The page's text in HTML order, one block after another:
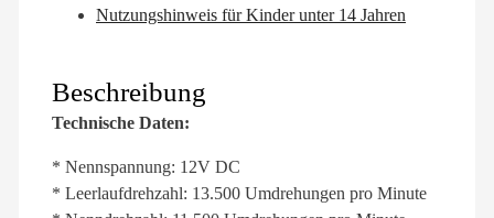
Nutzungshinweis für Kinder unter 14 Jahren
Beschreibung
Technische Daten:
* Nennspannung: 12V DC
* Leerlaufdrehzahl: 13.500 Umdrehungen pro Minute